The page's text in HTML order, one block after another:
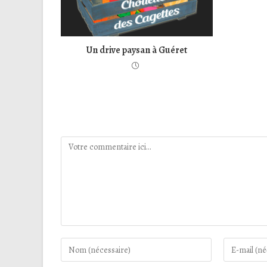
Un drive paysan à Guéret
Comment
Enter
your
Enter
your